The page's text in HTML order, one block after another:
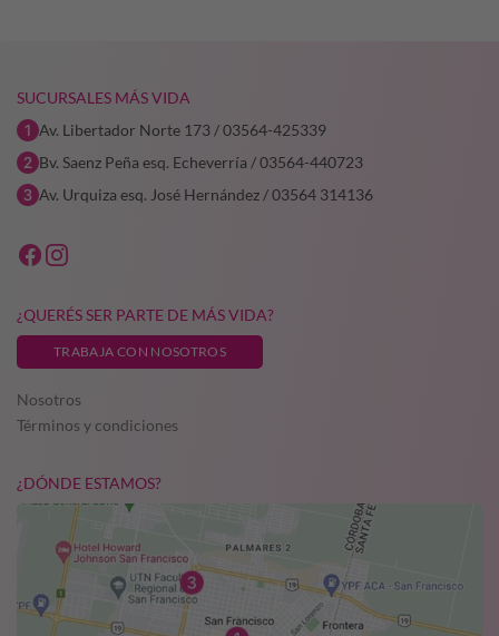
SUCURSALES MÁS VIDA
Av. Libertador Norte 173 / 03564-425339
Bv. Saenz Peña esq. Echeverría / 03564-440723
Av. Urquiza esq. José Hernández / 03564 314136
¿QUERÉS SER PARTE DE MÁS VIDA?
TRABAJA CON NOSOTROS
Nosotros
Términos y condiciones
¿DÓNDE ESTAMOS?